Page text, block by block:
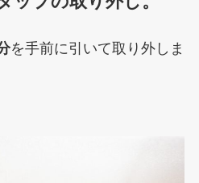
を手前に引いて取り外しま